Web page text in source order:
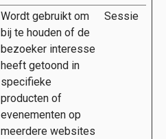
Wordt gebruikt om
bij te houden of de
bezoeker interesse
heeft getoond in
specifieke
producten of
evenementen op
meerdere websites
Sessie